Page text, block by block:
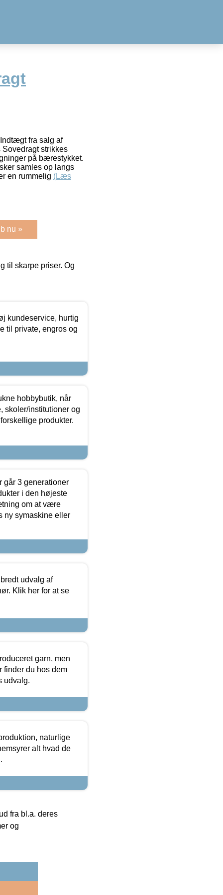
fra salg af
strikkes
på bærestykket.
samles op langs
en rummelig (Læs
nu »
til skarpe priser. Og
kundeservice, hurtig
til private, engros og
hobbybutik, når
skoler/institutioner og
produkter.
går 3 generationer
i den højeste
om at være
ny symaskine eller
udvalg af
Klik her for at se
garn, men
finder du hos dem
udvalg.
naturlige
alt hvad de
fra bl.a. deres
og